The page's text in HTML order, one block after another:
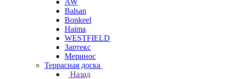
AW
Balsan
Bonkeel
Haima
WESTFIELD
Зартекс
Меринос
Террасная доска
Назад